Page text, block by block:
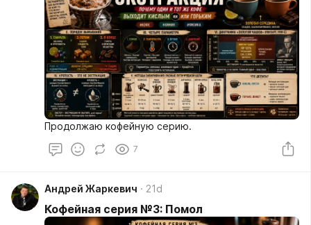
Продолжаю кофейную серию.
7
Андрей Жаркевич 21d
Кофейная серия №3: Помол